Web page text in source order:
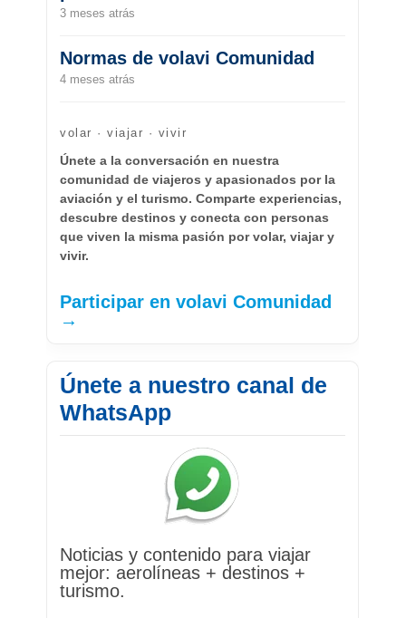
3 meses atrás
Normas de volavi Comunidad
4 meses atrás
volar · viajar · vivir
Únete a la conversación en nuestra
comunidad de viajeros y apasionados por la
aviación y el turismo. Comparte experiencias,
descubre destinos y conecta con personas
que viven la misma pasión por volar, viajar y
vivir.
Participar en volavi Comunidad
→
Únete a nuestro canal de
WhatsApp
Noticias y contenido para viajar
mejor: aerolíneas + destinos +
turismo.